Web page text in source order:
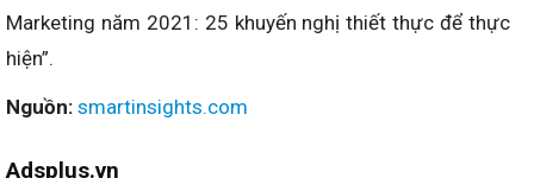
Marketing năm 2021: 25 khuyến nghị thiết thực để thực
hiện”.
Nguồn: smartinsights.com
Adsplus.vn